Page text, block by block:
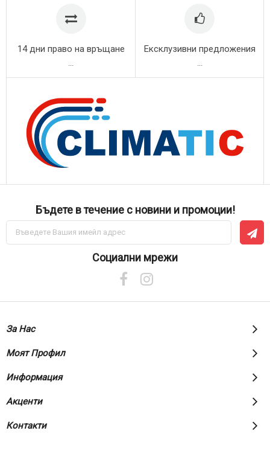
14 дни право на връщане Ексклузивни предложения
Бъдете в течение с новини и промоции!
Абонирай
за
Социални мрежи
За Нас
Моят Профил
Информация
Акценти
Контакти